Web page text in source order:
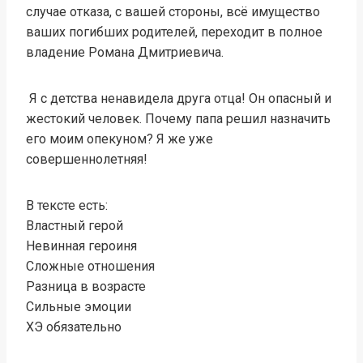
случае отказа, с вашей стороны, всё имущество
ваших погибших родителей, переходит в полное
владение Романа Дмитриевича.
Я с детства ненавидела друга отца! Он опасный и
жестокий человек. Почему папа решил назначить
его моим опекуном? Я же уже
совершеннолетняя!
В тексте есть:
Властный герой
Невинная героиня
Сложные отношения
Разница в возрасте
Сильные эмоции
ХЭ обязательно